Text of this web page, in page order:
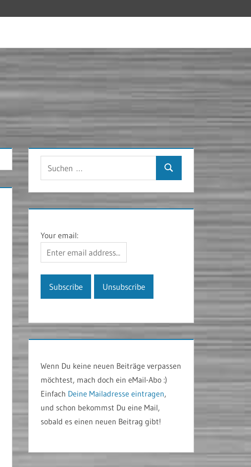
Suchen
Your email:
Wenn Du keine neuen Beiträge verpassen
möchtest, mach doch ein eMail-Abo :)
Einfach Deine Mailadresse eintragen,
und schon bekommst Du eine Mail,
sobald es einen neuen Beitrag gibt!